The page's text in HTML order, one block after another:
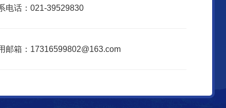
电话：021-39529830
邮箱：17316599802@163.com